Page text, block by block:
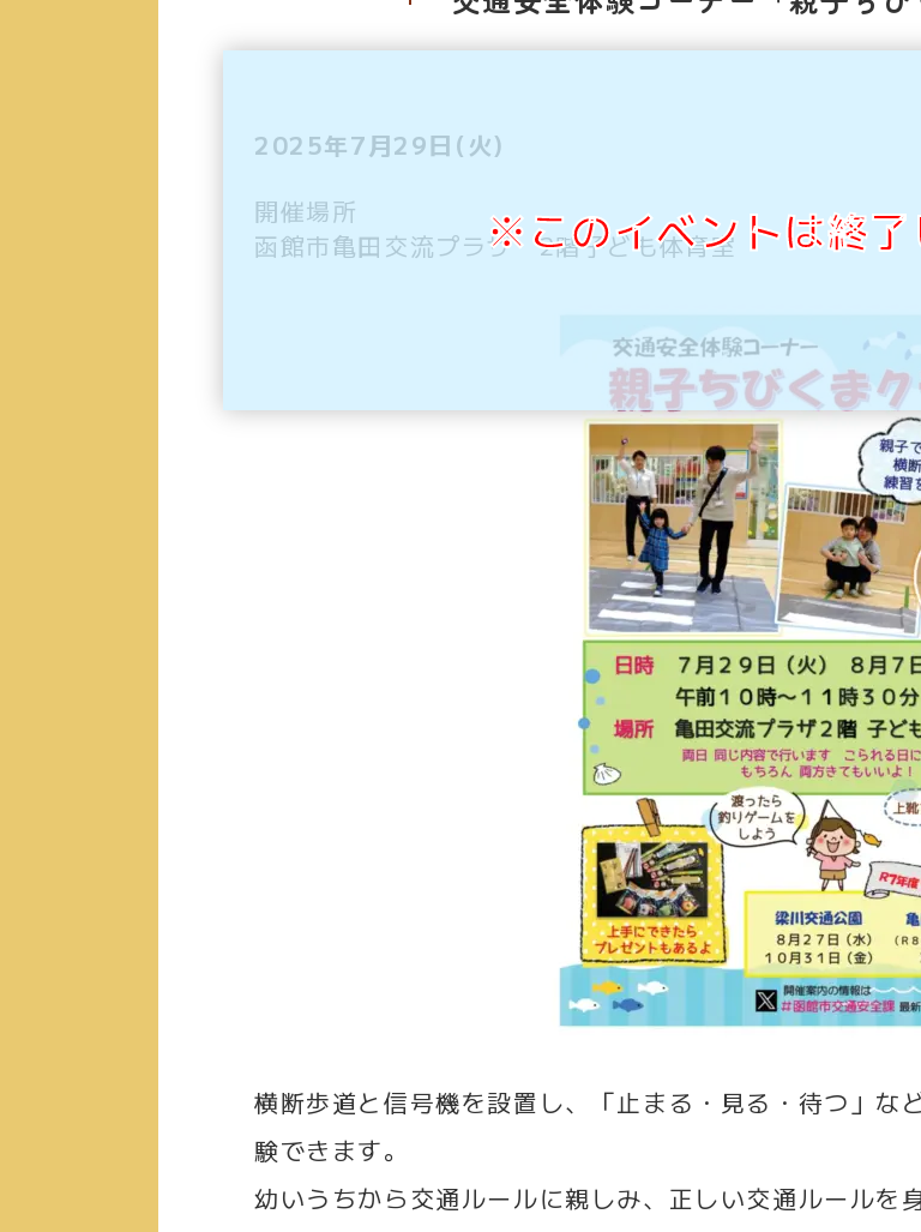
2025年7月29日(火)
開催場所
函館市亀田交流プラザ 2階子ども体育室
横断歩道と信号機を設置し、「止まる・見る・待つ」な
験できます。
幼いうちから交通ルールに親しみ、正しい交通ルールを
※このイベントは終